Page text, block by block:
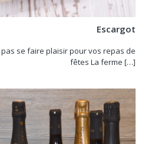
Escargot
se faire plaisir pour vos repas de
fêtes La ferme […]